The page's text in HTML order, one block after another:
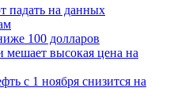
падать на данных
100 долларов
высокая цена на
с 1 ноября снизится на